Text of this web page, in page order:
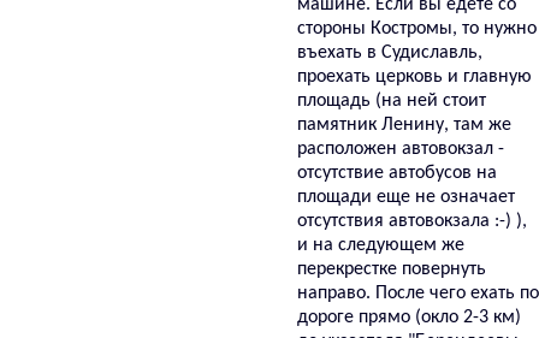
машине. Если вы едете со
стороны Костромы, то нужно
въехать в Судиславль,
проехать церковь и главную
площадь (на ней стоит
памятник Ленину, там же
расположен автовокзал -
отсутствие автобусов на
площади еще не означает
отсутствия автовокзала :-) ),
и на следующем же
перекрестке повернуть
направо. После чего ехать по
дороге прямо (окло 2-3 км)